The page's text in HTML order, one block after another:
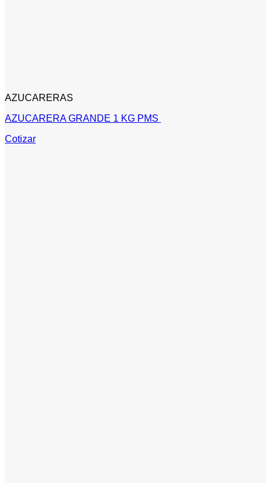
AZUCARERAS
AZUCARERA GRANDE 1 KG PMS
Cotizar